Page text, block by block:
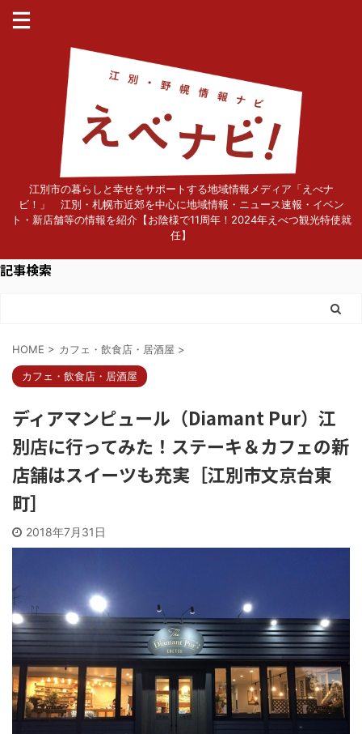
江別市の暮らしと幸せをサポートする地域情報メディア「えべナ
ビ！」 江別・札幌市近郊を中心に地域情報・ニュース速報・イベン
ト・新店舗等の情報を紹介【お陰様で11周年！2024年えべつ観光特使就
任】
記事検索
HOME > カフェ・飲食店・居酒屋 >
カフェ・飲食店・居酒屋
ディアマンピュール（Diamant Pur）江
別店に行ってみた！ステーキ＆カフェの新
店舗はスイーツも充実［江別市文京台東
町］
2018年7月31日